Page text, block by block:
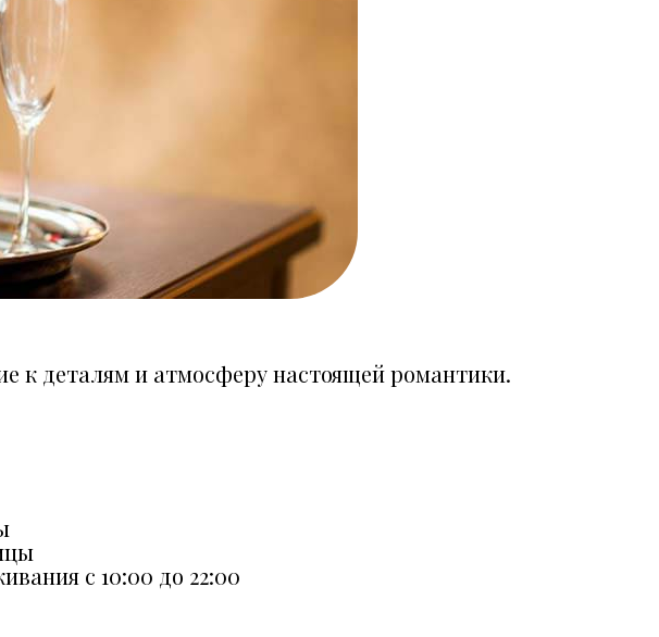
к деталям и атмосферу настоящей романтики.
с 10:00 до 22:00